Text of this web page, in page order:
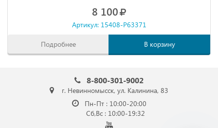
8 100
Артикул: 15408-P63371
Подробнее В корзину
8-800-301-9002
г. Невинномысск, ул. Калинина, 83
Пн-Пт : 10:00-20:00
Сб,Вс : 10:00-19:32